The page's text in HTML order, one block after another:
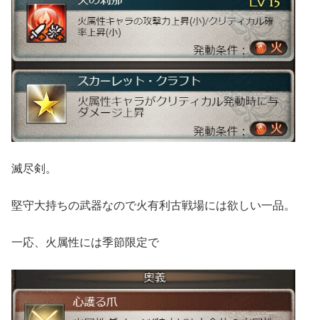
滅尽剣。
堅守大持ちの武器なので火有利古戦場には欲しい一品。
一応、火属性には季節限定で